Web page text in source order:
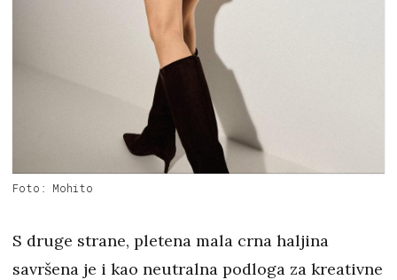
Foto: Mohito
S druge strane, pletena mala crna haljina
savršena je i kao neutralna podloga za kreativne